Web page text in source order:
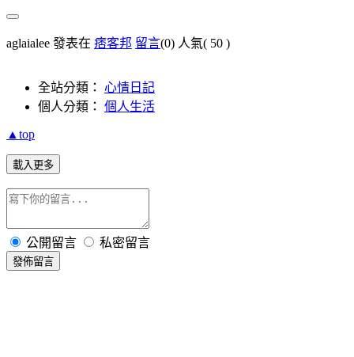
aglaialee 發表在 痞客邦 留言(0) 人氣( 50 )
全站分類： 心情日記
個人分類： 個人生活
▲top
載入更多
公開留言 私密留言
發佈留言